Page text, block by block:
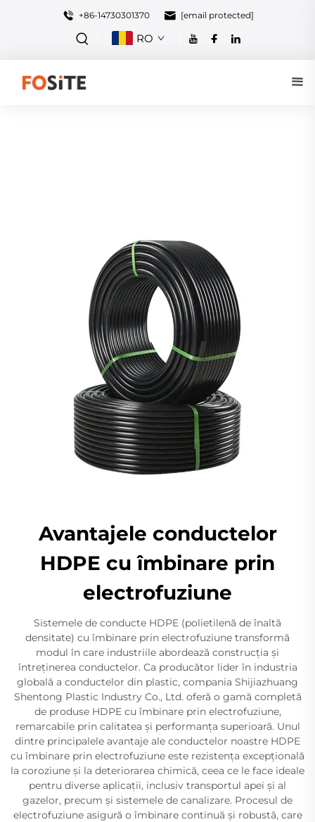
+86-14730301370 [email protected]
RO
Avantajele conductelor
HDPE cu îmbinare prin
electrofuziune
Sistemele de conducte HDPE (polietilenă de înaltă
densitate) cu îmbinare prin electrofuziune transformă
modul în care industriile abordează construcția și
întreținerea conductelor. Ca producător lider în industria
globală a conductelor din plastic, compania Shijiazhuang
Shentong Plastic Industry Co., Ltd. oferă o gamă completă
de produse HDPE cu îmbinare prin electrofuziune,
remarcabile prin calitatea și performanța superioară. Unul
dintre principalele avantaje ale conductelor noastre HDPE
cu îmbinare prin electrofuziune este rezistența excepțională
la coroziune și la deteriorarea chimică, ceea ce le face ideale
pentru diverse aplicații, inclusiv transportul apei și al
gazelor, precum și sistemele de canalizare. Procesul de
electrofuziune asigură o îmbinare continuă și robustă, care